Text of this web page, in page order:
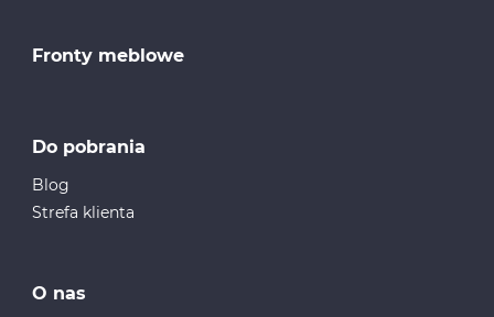
Fronty meblowe
Do pobrania
Blog
Strefa klienta
O nas